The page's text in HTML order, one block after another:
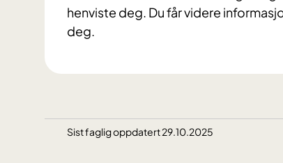
henviste deg. Du får videre
deg.
Sist faglig oppdatert 29.10.2025